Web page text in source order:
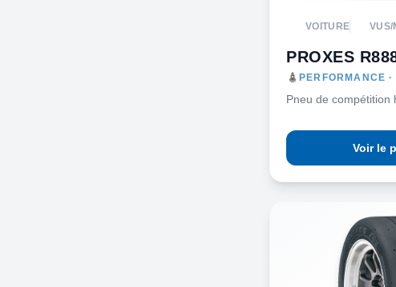
VOITURE VUS/
PROXES
PERFORMANCE ·
Pneu de compétition
Voir le